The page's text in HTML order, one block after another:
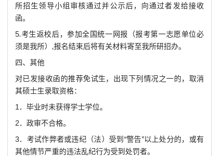
所招生领导小组审核通过并公示后，向通过者发给接收
函。
5.考生返校后，参加全国统一网报（报考第一志愿单位必
须是我所）,报名结束后将有关材料寄至我所研招办。
四、其他
对已发接收函的推荐免试生，出现下列情况之一的，取消
其硕士生录取资格：
1．毕业时未获得学士学位。
2．政审不合格。
3．考试作弊者或违纪（法）受到“警告”以上处分的，或有
其他情节严重的违法乱纪行为受到处罚者。